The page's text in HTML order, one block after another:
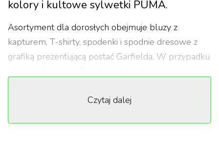
kolory i kultowe sylwetki PUMA.
Asortyment dla dorosłych obejmuje bluzy z
kapturem, T-shirty, spodenki i spodnie dresowe z
grafiką prezentującą postać Garfielda. W przypadku
obuwia, klasyczny Suede został wzbogacony
napisem „Big fat hairy deal!”. Dodatkowo w
Czytaj dalej